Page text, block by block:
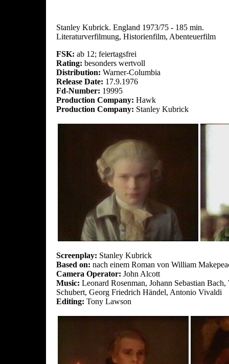
Stanley Kubrick. England 1973/75 - 185 min.
Literaturverfilmung, Historienfilm, Abenteuerfilm
FSK: ab 12; feiertagsfrei
Rating: besonders wertvoll
Distribution: Warner-Columbia
Release Date: 17.9.1976
Fd-Number: 19995
Production Company: Hawk
Production Company: Stanley Kubrick
Screenplay: Stanley Kubrick
Based on: nach einem Roman von William
Camera Operator: John Alcott
Music: Leonard Rosenman, Johann Sebastian
Schubert, Georg Friedrich Händel, Antonio Vivaldi
Editing: Tony Lawson